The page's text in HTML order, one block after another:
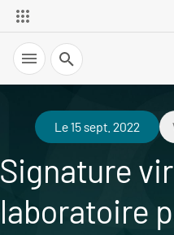
Recherche
Le 15 sept. 2022
Signature
laboratoire